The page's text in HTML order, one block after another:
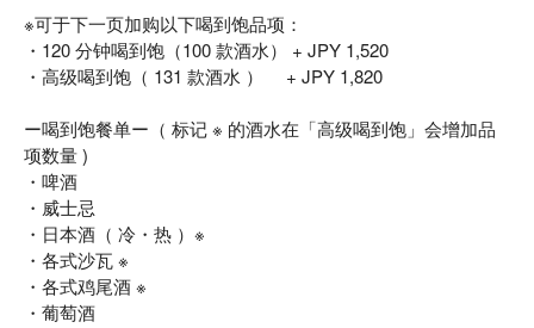
※可于下一页加购以下喝到饱品项：
・120 分钟喝到饱（100 款酒水） + JPY 1,520
・高级喝到饱（ 131 款酒水 ） + JPY 1,820
ー喝到饱餐单ー（ 标记 ※ 的酒水在「高级喝到饱」会增加品
项数量 )
・啤酒
・威士忌
・日本酒（ 冷・热 ）※
・各式沙瓦 ※
・各式鸡尾酒 ※
・葡萄酒